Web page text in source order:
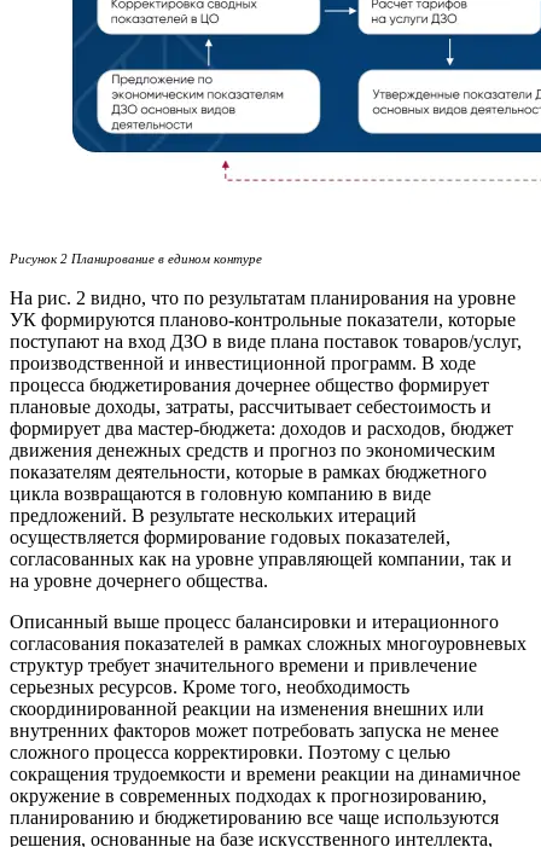
Рисунок 2 Планирование в едином контуре
На рис. 2 видно, что по результатам планирования на уровне
УК формируются планово-контрольные показатели, которые
поступают на вход ДЗО в виде плана поставок товаров/услуг,
производственной и инвестиционной программ. В ходе
процесса бюджетирования дочернее общество формирует
плановые доходы, затраты, рассчитывает себестоимость и
формирует два мастер-бюджета: доходов и расходов, бюджет
движения денежных средств и прогноз по экономическим
показателям деятельности, которые в рамках бюджетного
цикла возвращаются в головную компанию в виде
предложений. В результате нескольких итераций
осуществляется формирование годовых показателей,
согласованных как на уровне управляющей компании, так и
на уровне дочернего общества.
Описанный выше процесс балансировки и итерационного
согласования показателей в рамках сложных многоуровневых
структур требует значительного времени и привлечение
серьезных ресурсов. Кроме того, необходимость
скоординированной реакции на изменения внешних или
внутренних факторов может потребовать запуска не менее
сложного процесса корректировки. Поэтому с целью
сокращения трудоемкости и времени реакции на динамичное
окружение в современных подходах к прогнозированию,
планированию и бюджетированию все чаще используются
решения, основанные на базе искусственного интеллекта,